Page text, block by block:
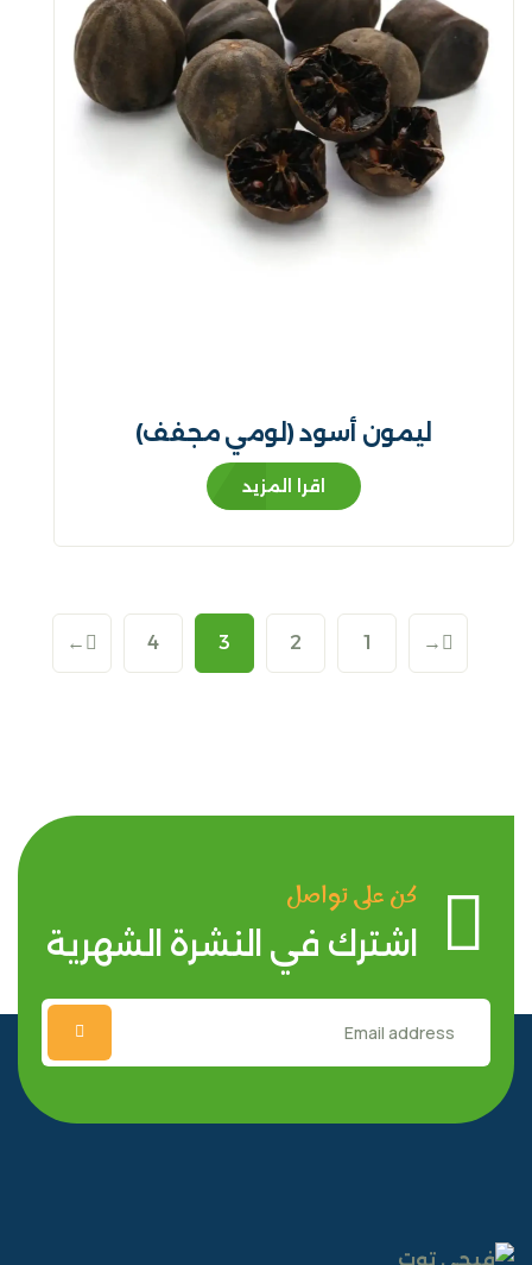
ليمون أسود (لومي مجفف)
اقرا المزيد
→
1
2
3
4
←
كن على تواصل
اشترك في النشرة الشهرية